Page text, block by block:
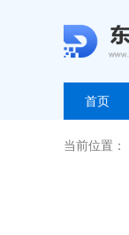
首页
当前位置：